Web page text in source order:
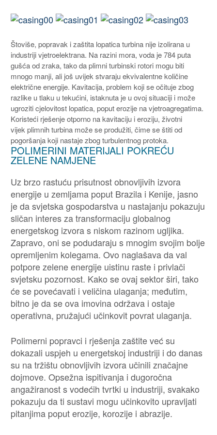
Štoviše, popravak i zaštita lopatica turbina nije izolirana u
industriji vjetroelektrana. Na razini mora, voda je 784 puta
gušća od zraka, tako da plimni turbinski rotori mogu biti
mnogo manji, ali još uvijek stvaraju ekvivalentne količine
električne energije. Kavitacija, problem koji se očituje zbog
razlike u tlaku u tekućini, istaknuta je u ovoj situaciji i može
ugroziti cjelovitost lopatica, poput erozije na vjetroagregatima.
Koristeći rješenje otporno na kavitaciju i eroziju, životni
vijek plimnih turbina može se produžiti, čime se štiti od
pogoršanja koji nastaje zbog turbulentnog protoka.
POLIMERINI MATERIJALI POKREĆU
ZELENE NAMJENE
Uz brzo rastuću prisutnost obnovljivih izvora
energije u zemljama poput Brazila i Kenije, jasno
je da svjetska gospodarstva u nastajanju pokazuju
sličan interes za transformaciju globalnog
energetskog izvora s niskom razinom ugljika.
Zapravo, oni se podudaraju s mnogim svojim bolje
opremljenim kolegama. Ovo naglašava da val
potpore zelene energije uistinu raste i privlači
svjetsku pozornost. Kako se ovaj sektor širi, tako
će se povećavati i veličina ulaganja; međutim,
bitno je da se ova imovina održava i ostaje
operativna, pružajući učinkovit povrat ulaganja.
Polimerni popravci i rješenja zaštite već su
dokazali uspjeh u energetskoj industriji i do danas
su na tržištu obnovljivih izvora učinili značajne
dojmove. Opsežna ispitivanja i dugoročna
angažiranost s vodećih tvrtki u industriji, svakako
pokazuju da ti sustavi mogu učinkovito upravljati
pitanjima poput erozije, korozije i abrazije.